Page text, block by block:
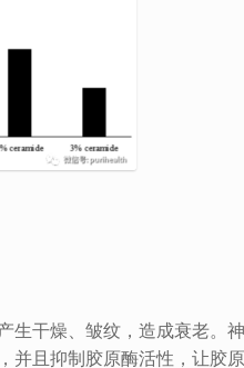
生干燥、皱纹，造成衰老。
并且抑制胶原酶活性，让胶